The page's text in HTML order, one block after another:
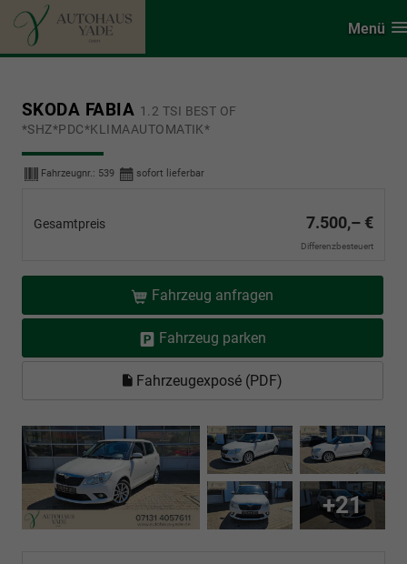
Menü
SKODA FABIA 1.2 TSI BEST OF
*SHZ*PDC*KLIMAAUTOMATIK*
Fahrzeugnr.: 539 sofort lieferbar
Gesamtpreis 7.500,– €
Differenzbesteuert
Fahrzeug anfragen
Fahrzeug parken
Fahrzeugexposé (PDF)
+21